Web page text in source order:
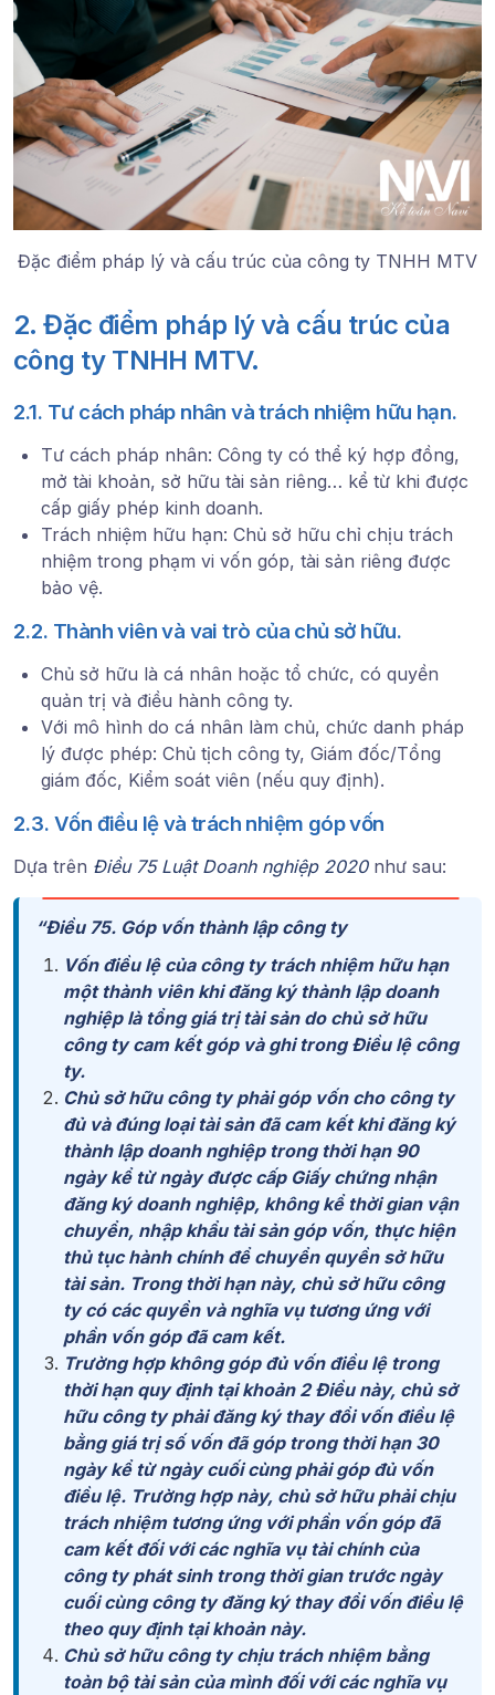
Đặc điểm pháp lý và cấu trúc của công ty TNHH MTV
2. Đặc điểm pháp lý và cấu trúc của
công ty TNHH MTV.
2.1. Tư cách pháp nhân và trách nhiệm hữu hạn.
Tư cách pháp nhân: Công ty có thể ký hợp đồng,
mở tài khoản, sở hữu tài sản riêng… kể từ khi được
cấp giấy phép kinh doanh.
Trách nhiệm hữu hạn: Chủ sở hữu chỉ chịu trách
nhiệm trong phạm vi vốn góp, tài sản riêng được
bảo vệ.
2.2. Thành viên và vai trò của chủ sở hữu.
Chủ sở hữu là cá nhân hoặc tổ chức, có quyền
quản trị và điều hành công ty.
Với mô hình do cá nhân làm chủ, chức danh pháp
lý được phép: Chủ tịch công ty, Giám đốc/Tổng
giám đốc, Kiểm soát viên (nếu quy định).
2.3. Vốn điều lệ và trách nhiệm góp vốn
Dựa trên Điều 75 Luật Doanh nghiệp 2020như sau:
“Điều 75. Góp vốn thành lập công ty
Vốn điều lệ của công ty trách nhiệm hữu hạn
một thành viên khi đăng ký thành lập doanh
nghiệp là tổng giá trị tài sản do chủ sở hữu
công ty cam kết góp và ghi trong Điều lệ công
ty.
Chủ sở hữu công ty phải góp vốn cho công ty
đủ và đúng loại tài sản đã cam kết khi đăng ký
thành lập doanh nghiệp trong thời hạn 90
ngày kể từ ngày được cấp Giấy chứng nhận
đăng ký doanh nghiệp, không kể thời gian vận
chuyển, nhập khẩu tài sản góp vốn, thực hiện
thủ tục hành chính để chuyển quyền sở hữu
tài sản. Trong thời hạn này, chủ sở hữu công
ty có các quyền và nghĩa vụ tương ứng với
phần vốn góp đã cam kết.
Trường hợp không góp đủ vốn điều lệ trong
thời hạn quy định tại khoản 2 Điều này, chủ sở
hữu công ty phải đăng ký thay đổi vốn điều lệ
bằng giá trị số vốn đã góp trong thời hạn 30
ngày kể từ ngày cuối cùng phải góp đủ vốn
điều lệ. Trường hợp này, chủ sở hữu phải chịu
trách nhiệm tương ứng với phần vốn góp đã
cam kết đối với các nghĩa vụ tài chính của
công ty phát sinh trong thời gian trước ngày
cuối cùng công ty đăng ký thay đổi vốn điều lệ
theo quy định tại khoản này.
Chủ sở hữu công ty chịu trách nhiệm bằng
toàn bộ tài sản của mình đối với các nghĩa vụ